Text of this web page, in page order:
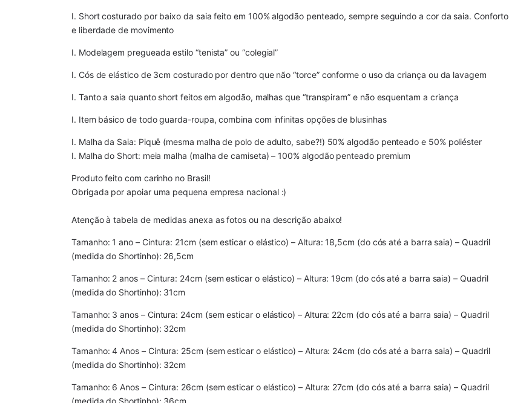
I. Short costurado por baixo da saia feito em 100% algodão penteado, sempre seguindo a cor da saia. Conforto
e liberdade de movimento
I. Modelagem pregueada estilo “tenista” ou “colegial”
I. Cós de elástico de 3cm costurado por dentro que não “torce” conforme o uso da criança ou da lavagem
I. Tanto a saia quanto short feitos em algodão, malhas que “transpiram” e não esquentam a criança
I. Item básico de todo guarda-roupa, combina com infinitas opções de blusinhas
I. Malha da Saia: Piquê (mesma malha de polo de adulto, sabe?!) 50% algodão penteado e 50% poliéster
I. Malha do Short: meia malha (malha de camiseta) – 100% algodão penteado premium
Produto feito com carinho no Brasil!
Obrigada por apoiar uma pequena empresa nacional :)
Atenção à tabela de medidas anexa as fotos ou na descrição abaixo!
Tamanho: 1 ano – Cintura: 21cm (sem esticar o elástico) – Altura: 18,5cm (do cós até a barra saia) – Quadril
(medida do Shortinho): 26,5cm
Tamanho: 2 anos – Cintura: 24cm (sem esticar o elástico) – Altura: 19cm (do cós até a barra saia) – Quadril
(medida do Shortinho): 31cm
Tamanho: 3 anos – Cintura: 24cm (sem esticar o elástico) – Altura: 22cm (do cós até a barra saia) – Quadril
(medida do Shortinho): 32cm
Tamanho: 4 Anos – Cintura: 25cm (sem esticar o elástico) – Altura: 24cm (do cós até a barra saia) – Quadril
(medida do Shortinho): 32cm
Tamanho: 6 Anos – Cintura: 26cm (sem esticar o elástico) – Altura: 27cm (do cós até a barra saia) – Quadril
(medida do Shortinho): 36cm